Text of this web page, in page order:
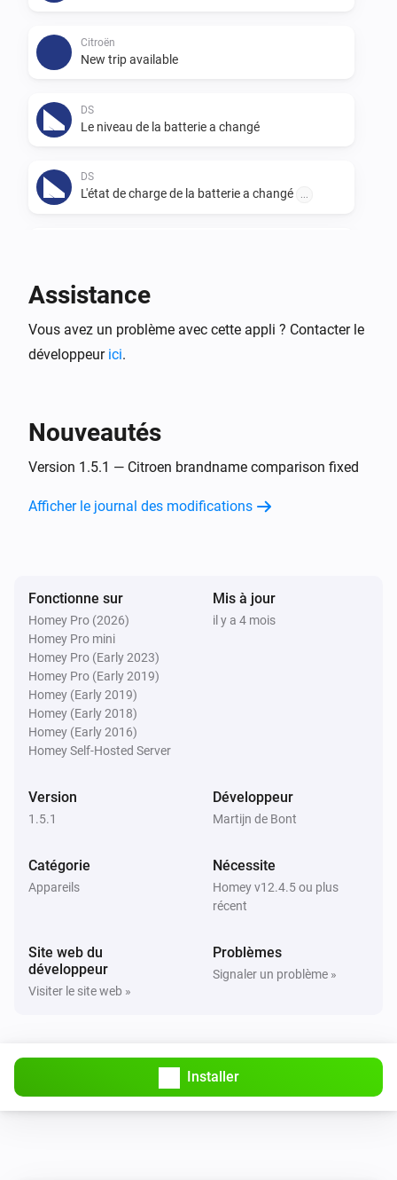
Citroën
New trip available
DS
Le niveau de la batterie a changé
DS
L'état de charge de la batterie a changé
New trip available
L'état de charge de la batterie a changé ...
Opel
New trip available
Le niveau de la batterie a changé
Peugeot
L'état de charge de la batterie a changé
New trip available
Citroën
L'état de charge de la batterie est ...
L'état de charge de la batterie est ...
Assistance
Vous avez un problème avec cette appli ? Contacter le
développeur ici.
Nouveautés
Version 1.5.1 — Citroen brandname comparison fixed
Afficher le journal des modifications
Fonctionne sur
Homey Pro (2026)
Homey Pro mini
Homey Pro (Early 2023)
Homey Pro (Early 2019)
Homey (Early 2019)
Homey (Early 2018)
Homey (Early 2016)
Homey Self-Hosted Server
Mis à jour
il y a 4 mois
Version
1.5.1
Développeur
Martijn de Bont
Catégorie
Appareils
Nécessite
Homey v12.4.5 ou plus
récent
Site web du
développeur
Visiter le site web »
Problèmes
Signaler un problème »
Installer